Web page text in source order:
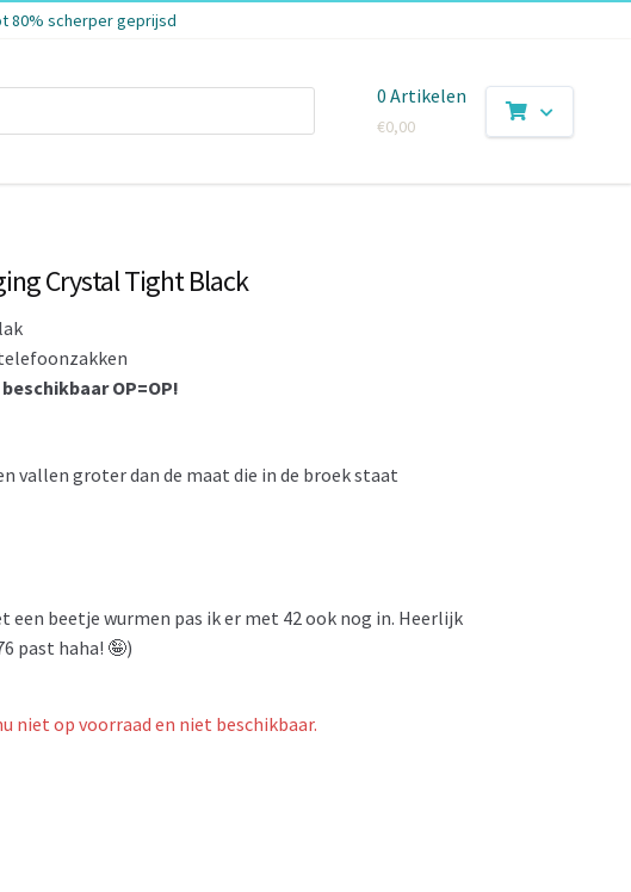
80% scherper geprijsd
0 Artikelen
€0,00
Crystal Tight Black
OP=OP!
vallen groter dan de maat die in de broek staat
een beetje wurmen pas ik er met 42 ook nog in. Heerlijk
past haha! 🤪)
niet op voorraad en niet beschikbaar.